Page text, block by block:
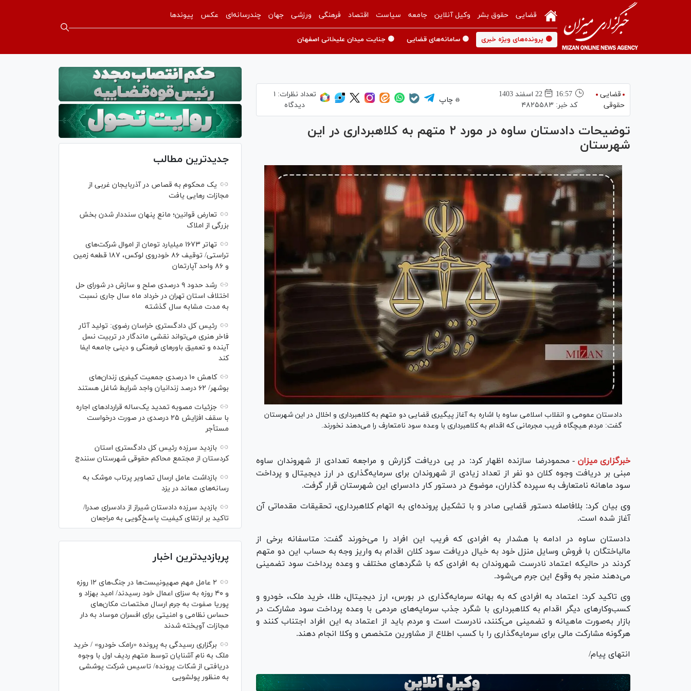
قضایی حقوق بشر وکیل آنلاین جامعه سیاست اقتصاد فرهنگی ورزشی جهان چندرسانه‌ای عکس پیوندها
🟡 پرونده‌های ویژه خبری 🟡 سامانه‌های قضایی 🟡 جنایت میدان علیخانی اصفهان
قضایی
حقوقی
16:57
22 اسفند 1403
کد خبر: ۴۸۲۵۵۸۳
چاپ
تعداد نظرات: ۱
دیدگاه
توضیحات دادستان ساوه در مورد ۲ متهم به کلاهبرداری در این
شهرستان
دادستان عمومی و انقلاب اسلامی ساوه با اشاره به آغاز پیگیری قضایی دو متهم به کلاهبرداری و اخلال در این شهرستان
گفت: مردم هیچگاه فریب مجرمانی که اقدام به کلاهبرداری با وعده سود نامتعارف را می‌دهند نخورند.
خبرگزاری میزان - محمودرضا سازنده اظهار کرد: در پی دریافت گزارش و مراجعه تعدادی از شهروندان ساوه
مبنی بر دریافت وجوه کلان دو نفر از تعداد زیادی از شهروندان برای سرمایه‌گذاری در ارز دیجیتال و پرداخت
سود ماهانه نامتعارف به سپرده گذاران، موضوع در دستور کار دادسرای این شهرستان قرار گرفت.
وی بیان کرد: بلافاصله دستور قضایی صادر و با تشکیل پرونده‌ای به اتهام کلاهبرداری، تحقیقات مقدماتی آن
آغاز شده است.
دادستان ساوه در ادامه با هشدار به افرادی که فریب این افراد را می‌خورند گفت: متاسفانه برخی از
مالباختگان با فروش وسایل منزل خود به خیال دریافت سود کلان اقدام به واریز وجه به حساب این دو متهم
کردند در حالیکه اعتماد نادرست شهروندان به افرادی که با شگرد‌های مختلف و وعده پرداخت سود تضمینی
می‌دهند منجر به وقوع این جرم می‌شود.
وی تاکید کرد: اعتماد به افرادی که به بهانه سرمایه‌گذاری در بورس، ارز دیجیتال، طلا، خرید ملک، خودرو و
کسب‌وکار‌های دیگر اقدام به کلاهبرداری با شگرد جذب سرمایه‌های مردمی با وعده پرداخت سود مشارکت در
بازار به‌صورت ماهیانه و تضمینی می‌کنند، نادرست است و مردم باید از اعتماد به این افراد اجتناب کنند و
هرگونه مشارکت مالی برای سرمایه‌گذاری را با کسب اطلاع از مشاورین متخصص و وکلا انجام دهند.
انتهای پیام/
جدیدترین مطالب
یک محکوم به قصاص در آذربایجان‌ غربی از
مجازات رهایی یافت
تعارض قوانین؛ مانع پنهان سنددار شدن بخش
بزرگی از املاک
تهاتر ۱۶۷۳ میلیارد تومان از اموال شرکت‌های
تراستی/ توقیف ۸۶ خودروی لوکس، ۱۸۷ قطعه زمین
و ۸۶ واحد آپارتمان
رشد حدود ۹ درصدی صلح و سازش در شورای حل
اختلاف استان تهران در خرداد ماه سال جاری نسبت
به مدت مشابه سال گذشته
رئیس کل دادگستری خراسان رضوی: تولید آثار
فاخر هنری می‌تواند نقشی ماندگار در تربیت نسل
آینده و تعمیق باور‌های فرهنگی و دینی جامعه ایفا
کند
کاهش ۱۰ درصدی جمعیت کیفری زندان‌های
بوشهر/ ۶۲ درصد زندانیان واجد شرایط شاغل هستند
جزئیات مصوبه تمدید یک‌ساله قرارداد‌های اجاره
با سقف افزایش ۲۵ درصدی در صورت درخواست
مستأجر
بازدید سرزده رئیس کل دادگستری استان
کردستان از مجتمع محاکم حقوقی شهرستان سنندج
بازداشت عامل ارسال تصاویر پرتاب موشک به
رسانه‌های معاند در یزد
بازدید سرزده دادستان شیراز از دادسرای صدرا/
تاکید بر ارتقای کیفیت پاسخ‌گویی به مراجعان
پربازدیدترین اخبار
۲ عامل مهم صهیونیست‌ها در جنگ‌های ۱۲ روزه
و ۴۰ روزه به سزای اعمال خود رسیدند/ امید بهزاد و
پوریا صفوت به جرم ارسال مختصات مکان‌های
حساس نظامی و امنیتی برای افسران موساد به دار
مجازات آویخته شدند
برگزاری رسیدگی به پرونده «رامک خودرو» / خرید
ملک به نام آشنایان توسط متهم ردیف اول با وجوه
دریافتی از شکات پرونده/ تاسیس شرکت پوششی
به منظور پولشویی